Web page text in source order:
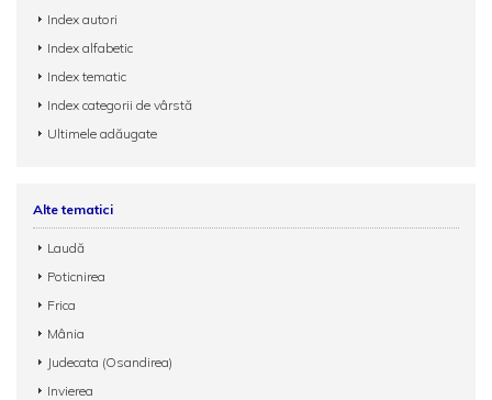
Index autori
Index alfabetic
Index tematic
Index categorii de vârstă
Ultimele adăugate
Alte tematici
Laudă
Poticnirea
Frica
Mânia
Judecata (Osandirea)
Invierea